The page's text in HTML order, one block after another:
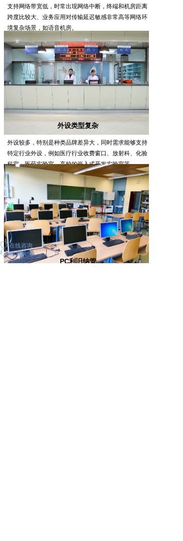
支持网络带宽低，时常出现网络中断，终端和机房距离
跨度比较大、业务应用对传输延迟敏感非常高等网络环
境复杂场景，如语音机房。
外设类型复杂
外设较多，特别是种类品牌差异大，同时需求能够支持
特定行业外设，例如医疗行业收费窗口、放射科、化验
科室、医药实验室，高校的嵌入式开发实验室等。
PC利旧纳管
ꂖ在线咨询
ꁱ联系我们